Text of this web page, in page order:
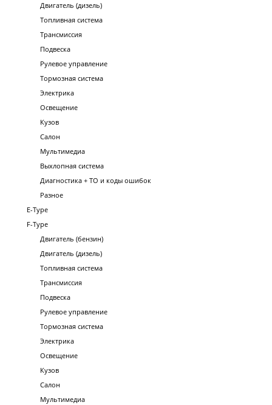
Двигатель (дизель)
Топливная система
Трансмиссия
Подвеска
Рулевое управление
Тормозная система
Электрика
Освещение
Кузов
Салон
Мультимедиа
Выхлопная система
Диагностика + ТО и коды ошибок
Разное
E-Type
F-Type
Двигатель (бензин)
Двигатель (дизель)
Топливная система
Трансмиссия
Подвеска
Рулевое управление
Тормозная система
Электрика
Освещение
Кузов
Салон
Мультимедиа